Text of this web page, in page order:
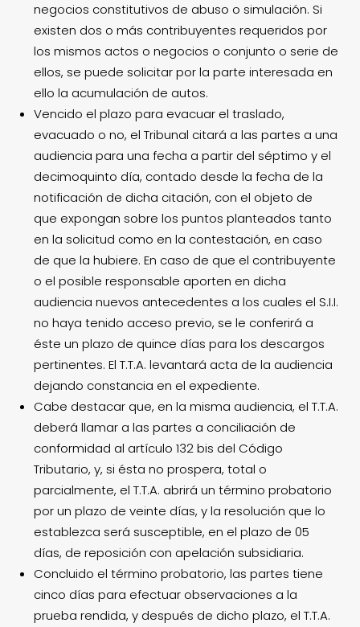
negocios constitutivos de abuso o simulación. Si
existen dos o más contribuyentes requeridos por
los mismos actos o negocios o conjunto o serie de
ellos, se puede solicitar por la parte interesada en
ello la acumulación de autos.
Vencido el plazo para evacuar el traslado,
evacuado o no, el Tribunal citará a las partes a una
audiencia para una fecha a partir del séptimo y el
decimoquinto día, contado desde la fecha de la
notificación de dicha citación, con el objeto de
que expongan sobre los puntos planteados tanto
en la solicitud como en la contestación, en caso
de que la hubiere. En caso de que el contribuyente
o el posible responsable aporten en dicha
audiencia nuevos antecedentes a los cuales el S.I.I.
no haya tenido acceso previo, se le conferirá a
éste un plazo de quince días para los descargos
pertinentes. El T.T.A. levantará acta de la audiencia
dejando constancia en el expediente.
Cabe destacar que, en la misma audiencia, el T.T.A.
deberá llamar a las partes a conciliación de
conformidad al artículo 132 bis del Código
Tributario, y, si ésta no prospera, total o
parcialmente, el T.T.A. abrirá un término probatorio
por un plazo de veinte días, y la resolución que lo
establezca será susceptible, en el plazo de 05
días, de reposición con apelación subsidiaria.
Concluido el término probatorio, las partes tiene
cinco días para efectuar observaciones a la
prueba rendida, y después de dicho plazo, el T.T.A.